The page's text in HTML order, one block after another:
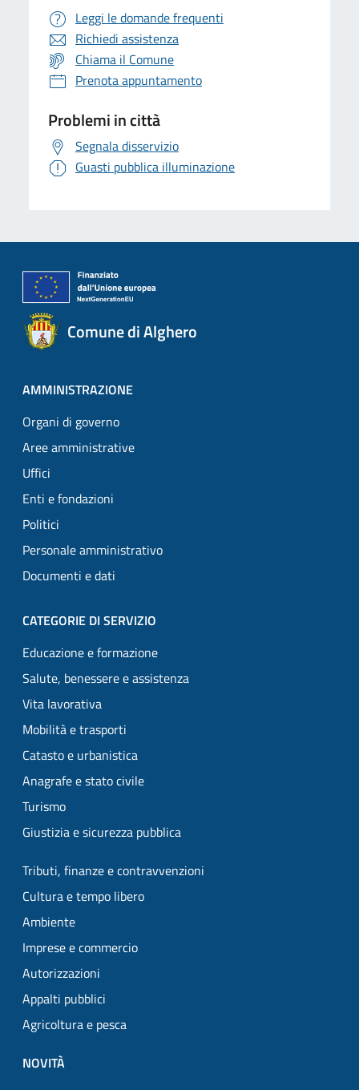
Leggi le domande frequenti
Richiedi assistenza
Chiama il Comune
Prenota appuntamento
Problemi in città
Segnala disservizio
Guasti pubblica illuminazione
Comune di Alghero
AMMINISTRAZIONE
Organi di governo
Aree amministrative
Uffici
Enti e fondazioni
Politici
Personale amministrativo
Documenti e dati
CATEGORIE DI SERVIZIO
Educazione e formazione
Salute, benessere e assistenza
Vita lavorativa
Mobilità e trasporti
Catasto e urbanistica
Anagrafe e stato civile
Turismo
Giustizia e sicurezza pubblica
Tributi, finanze e contravvenzioni
Cultura e tempo libero
Ambiente
Imprese e commercio
Autorizzazioni
Appalti pubblici
Agricoltura e pesca
NOVITÀ